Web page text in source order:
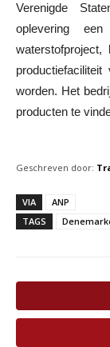
Verenigde
oplevering
worden. Het
producten te
Geschreven door:
VIA
ANP
TAGS